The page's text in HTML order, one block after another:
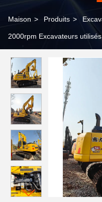
Maison > Produits >
2000rpm Excavateurs